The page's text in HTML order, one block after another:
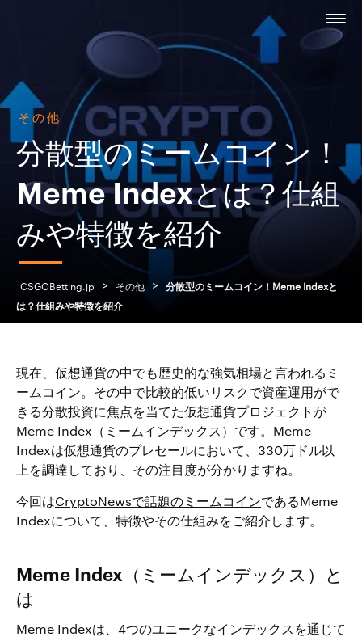
その他
分散型のミームコイン！
Meme Indexとは？仕組
みや特徴を紹介
CSGOBetting.jp > その他 >
分散型のミームコイン！Meme Indexと
は？仕組みや特徴を紹介
現在、仮想通貨の中でも歴史的な強気相場と言われるミ
ームコイン。その中で比較的低いリスクで資産運用がで
きる分散投資に焦点を当てた仮想通貨プロジェクトが
Meme Index（ミームインデックス）です。Meme
Indexは仮想通貨のプレセールにおいて、330万ドル以
上を調達しており、その注目度が分かりますね。
今回はCryptoNewsで話題のミームコインであるMeme
Indexについて、特徴やその仕組みをご紹介します。
Meme Index（ミームインデックス）と
は
Meme Indexは、4つのユニークなインデックスを通じて